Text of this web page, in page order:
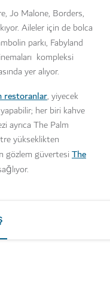
Jo Malone, Borders,
Aileler için de bolca
parkı, Fabyland
kompleksi
yer alıyor.
restoranlar, yiyecek
her biri kahve
ayrıca The Palm
yükseklikten
gözlem güvertesiThe